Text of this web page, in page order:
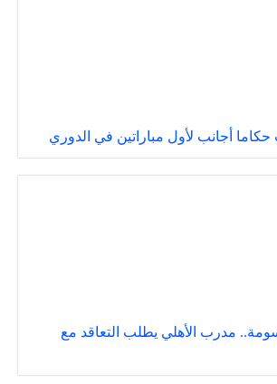
حكاما أجانب لأول مباراتين في الدوري
مدرب الأهلي يطلب التعاقد مع